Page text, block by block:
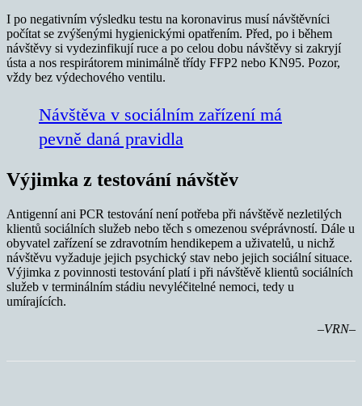
I po negativním výsledku testu na koronavirus musí návštěvníci
počítat se zvýšenými hygienickými opatřením. Před, po i během
návštěvy si vydezinfikují ruce a po celou dobu návštěvy si zakryjí
ústa a nos respirátorem minimálně třídy FFP2 nebo KN95. Pozor,
vždy bez výdechového ventilu.
Návštěva v sociálním zařízení má
pevně daná pravidla
Výjimka z testování návštěv
Antigenní ani PCR testování není potřeba při návštěvě nezletilých
klientů sociálních služeb nebo těch s omezenou svéprávností. Dále u
obyvatel zařízení se zdravotním hendikepem a uživatelů, u nichž
návštěvu vyžaduje jejich psychický stav nebo jejich sociální situace.
Výjimka z povinnosti testování platí i při návštěvě klientů sociálních
služeb v terminálním stádiu nevyléčitelné nemoci, tedy u
umírajících.
–VRN–